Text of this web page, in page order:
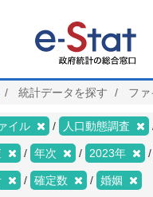
統計データを探す フ
イル 人口動態調査
年次 2023年
確定数 婚姻